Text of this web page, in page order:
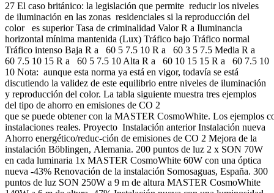
27 El caso británico: la legislación que permite reducir los niveles
de iluminación en las zonas residenciales si la reproducción del
color es superior Tasa de criminalidad Valor R a Iluminancia
horizontal mínima mantenida (Lux) Tráfico bajo Tráfico normal
Tráfico intenso Baja R a 60 5 7.5 10 R a 60 3 5 7.5 Media R a
60 7.5 10 15 R a 60 5 7.5 10 Alta R a 60 10 15 15 R a 60 7.5 10
10 Nota: aunque esta norma ya está en vigor, todavía se está
discutiendo la validez de este equilibrio entre niveles de iluminación
y reproducción del color. La tabla siguiente muestra tres ejemplos
del tipo de ahorro en emisiones de CO 2
que se puede obtener con la MASTER CosmoWhite. Los ejemplos
instalaciones reales. Proyecto Instalación anterior Instalación nueva
Ahorro energético/reduc-ción de emisiones de CO 2 Mejora de la
instalación Böblingen, Alemania. 200 puntos de luz 2 x SON 70W
en cada luminaria 1x MASTER CosmoWhite 60W con una óptica
nueva -43% Renovación de la instalación Somosaguas, España. 300
puntos de luz SON 250W a 9 m de altura MASTER CosmoWhite